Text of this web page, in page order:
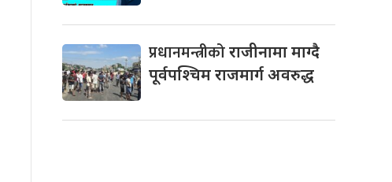
प्रधानमन्त्रीकोराजीनामा माग्दै
पूर्वपश्चिम राजमार्ग अवरुद्ध